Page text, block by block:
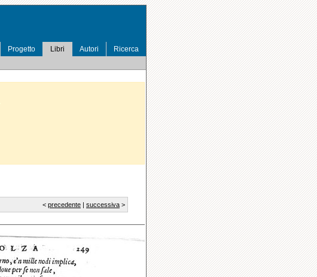
Progetto Libri Autori
Ricerca
< precedente | successiva >